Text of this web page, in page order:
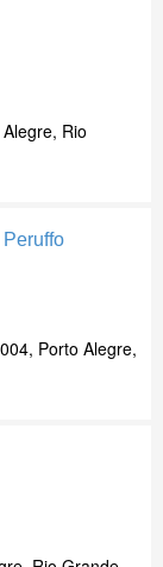
Rio
Porto Alegre,